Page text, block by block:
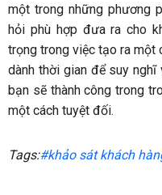
một trong những phương
hỏi phù hợp đưa ra cho
trọng trong việc tạo ra một
dành thời gian để suy
bạn sẽ thành công trong
một cách tuyệt đối.
Tags:#khảo sát khách